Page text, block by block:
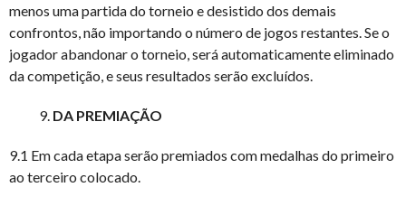
menos uma partida do torneio e desistido dos demais
confrontos, não importando o número de jogos restantes. Se o
jogador abandonar o torneio, será automaticamente eliminado
da competição, e seus resultados serão excluídos.
DA PREMIAÇÃO
9.1 Em cada etapa serão premiados com medalhas do primeiro
ao terceiro colocado.